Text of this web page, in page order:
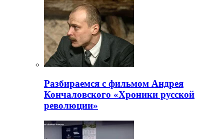
Разбираемся с фильмом Андрея
Кончаловского «Хроники русской
революции»